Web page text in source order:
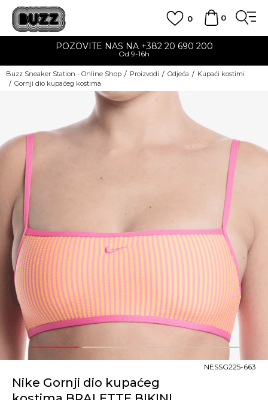
0
0
POZOVITE NAS NA +382 20 690 200
Od 9-16h
Buzz Sneaker Station - Online Shop Proizvodi Odjeća
Kupaći kostimi
Gornji dio kupaćeg kostima
1 2 3 4
Nike Gornji dio kupaćeg
NESSG225-663